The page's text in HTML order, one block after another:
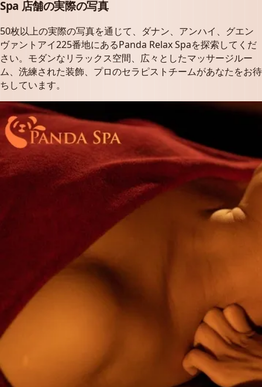
Spa 店舗の実際の写真
50枚以上の実際の写真を通じて、ダナン、アンハイ、グエン
ヴァントアイ225番地にあるPanda Relax Spaを探索してくだ
さい。モダンなリラックス空間、広々としたマッサージルー
ム、洗練された装飾、プロのセラピストチームがあなたをお待
ちしています。